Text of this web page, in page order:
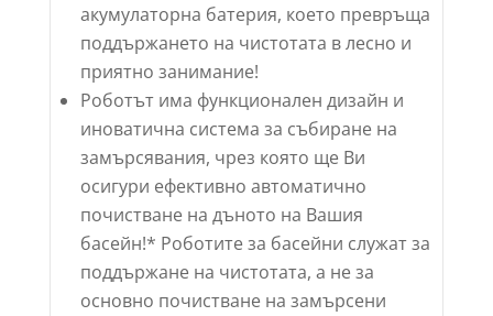
акумулаторна батерия, което превръща
поддържането на чистотата в лесно и
приятно занимание!
Роботът има функционален дизайн и
иноватична система за събиране на
замърсявания, чрез която ще Ви
осигури ефективно автоматично
почистване на дъното на Вашия
басейн!* Роботите за басейни служат за
поддържане на чистотата, а не за
основно почистване на замърсени